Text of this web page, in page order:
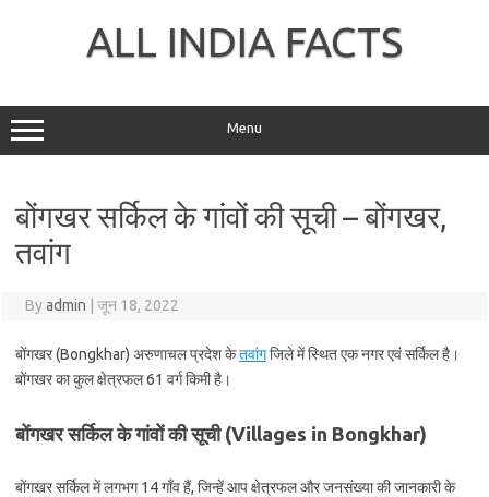
ALL INDIA FACTS
Menu
बोंगखर सर्किल के गांवों की सूची – बोंगखर,
तवांग
Byadmin जून 18, 2022
बोंगखर (Bongkhar) अरुणाचल प्रदेश केतवांगजिले में स्थित एक नगर एवं सर्किल है।
बोंगखर का कुल क्षेत्रफल 61 वर्ग किमी है।
बोंगखर सर्किल के गांवों की सूची (Villages in Bongkhar)
बोंगखर सर्किल में लगभग 14 गाँव हैं, जिन्हें आप क्षेत्रफल और जनसंख्या की जानकारी के